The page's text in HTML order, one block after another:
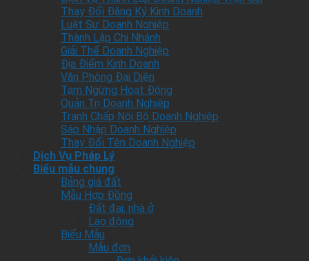
Thay Đổi Đăng Ký Kinh Doanh
Luật Sư Doanh Nghiệp
Thành Lập Chi Nhánh
Giải Thể Doanh Nghiệp
Địa Điểm Kinh Doanh
Văn Phòng Đại Diện
Tạm Ngừng Hoạt Động
Quản Trị Doanh Nghiệp
Tranh Chấp Nội Bộ Doanh Nghiệp
Sáp Nhập Doanh Nghiệp
Thay Đổi Tên Doanh Nghiệp
Dịch Vụ Pháp Lý
Biểu mẫu chung
Bảng giá đất
Mẫu Hợp Đồng
Đất đai, nhà ở
Lao động
Biểu Mẫu
Mẫu đơn